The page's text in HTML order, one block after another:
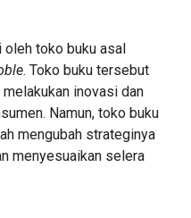
oleh toko buku asal
. Toko buku tersebut
inovasi dan
Namun, toko buku
mengubah strateginya
menyesuaikan selera